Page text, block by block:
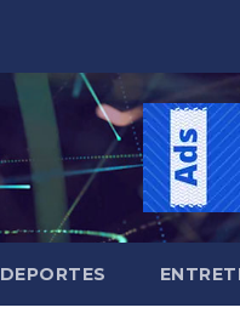
DEPORTES